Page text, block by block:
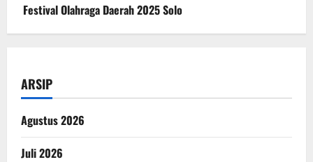
Festival Olahraga Daerah 2025 Solo
ARSIP
Agustus 2026
Juli 2026